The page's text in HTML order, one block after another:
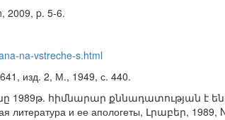
2009, p. 5-6.
na-vstreche-s.html
изд. 2, М., 1949, с. 440.
1989թ. հիմնարար քննադատության է
и ее апологеты, Լրաբեր, 1989,